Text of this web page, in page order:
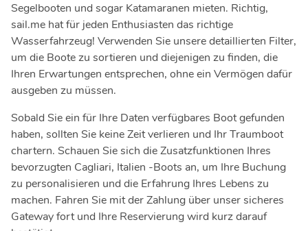
Segelbooten und sogar Katamaranen mieten. Richtig,
sail.me hat für jeden Enthusiasten das richtige
Wasserfahrzeug! Verwenden Sie unsere detaillierten Filter,
um die Boote zu sortieren und diejenigen zu finden, die
Ihren Erwartungen entsprechen, ohne ein Vermögen dafür
ausgeben zu müssen.
Sobald Sie ein für Ihre Daten verfügbares Boot gefunden
haben, sollten Sie keine Zeit verlieren und Ihr Traumboot
chartern. Schauen Sie sich die Zusatzfunktionen Ihres
bevorzugten Cagliari, Italien -Boots an, um Ihre Buchung
zu personalisieren und die Erfahrung Ihres Lebens zu
machen. Fahren Sie mit der Zahlung über unser sicheres
Gateway fort und Ihre Reservierung wird kurz darauf